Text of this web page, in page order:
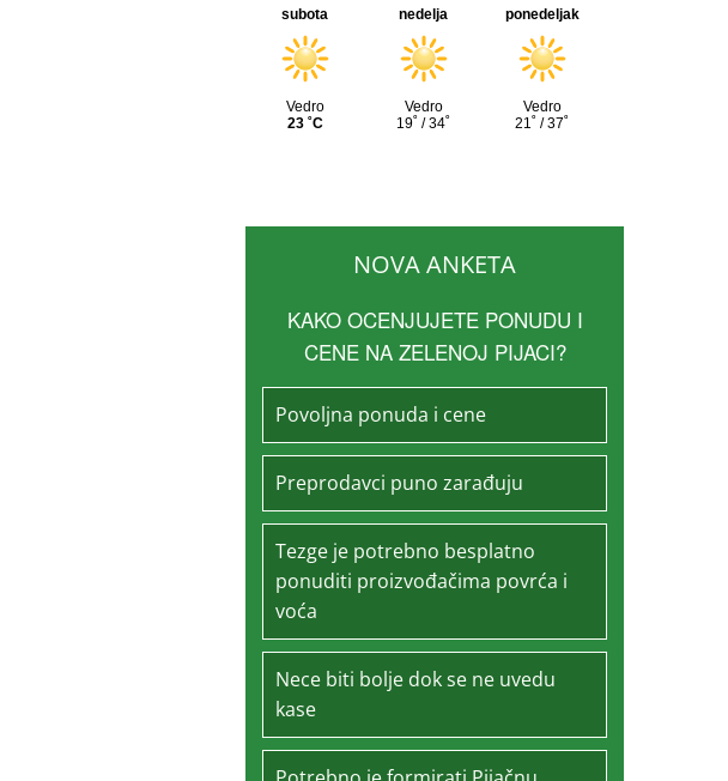
NOVA ANKETA
KAKO OCENJUJETE PONUDU I
CENE NA ZELENOJ PIJACI?
Povoljna ponuda i cene
Preprodavci puno zarađuju
Tezge je potrebno besplatno
ponuditi proizvođačima povrća i
voća
Nece biti bolje dok se ne uvedu
kase